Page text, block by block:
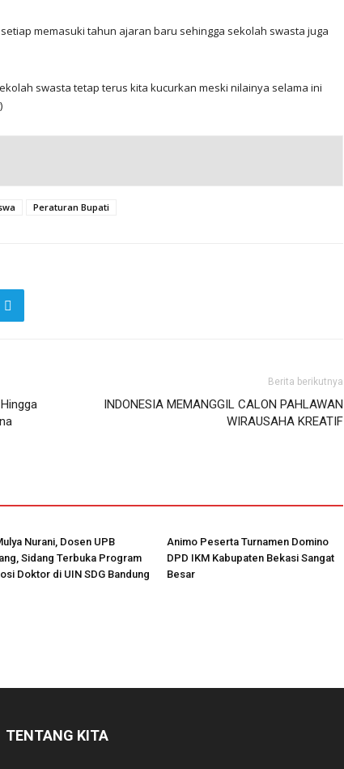
memasuki tahun ajaran baru sehingga sekolah swasta juga
swasta tetap terus kita kucurkan meski nilainya selama ini
)
Peraturan Bupati
Berita berikutnya
INDONESIA MEMANGGIL CALON PAHLAWAN
WIRAUSAHA KREATIF
Nurani, Dosen UPB
Sidang Terbuka Program
Doktor di UIN SDG Bandung
Animo Peserta Turnamen Domino
DPD IKM Kabupaten Bekasi Sangat
Besar
TENTANG KITA